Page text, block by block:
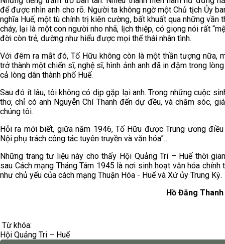
để được nhìn anh cho rõ. Người ta không ngờ một Chủ tịch Ủy
nghĩa Huế, một tù chính trị kiên cường, bất khuất qua những vần
cháy, lại là một con người nho nhã, lịch thiệp, có giọng nói rất
đời còn trẻ, dường như hiểu được mọi thế thái nhân tình.
Với đêm ra mắt đó, Tố Hữu không còn là một thần tượng nữa,
trở thành một chiến sĩ, nghệ sĩ, hình ảnh anh đã in đậm trong
cả lòng dân thành phố Huế.
Sau đó ít lâu, tôi không có dịp gặp lại anh. Trong những cuộc
thơ, chỉ có anh Nguyễn Chí Thanh đến dự đều, và chăm sóc,
chúng tôi.
Hỏi ra mới biết, giữa năm 1946, Tố Hữu được Trung ương điều
Nội phụ trách công tác tuyên truyền và văn hóa”…
Những trang tư liệu này cho thấy Hội Quảng Tri – Huế thời
sau Cách mạng Tháng Tám 1945 là nơi sinh hoạt văn hóa chính
như chủ yếu của cách mạng Thuận Hóa - Huế và Xứ ủy Trung Kỳ.
Hồ Đăng
Từ khóa:
Hội Quảng Tri – Huế